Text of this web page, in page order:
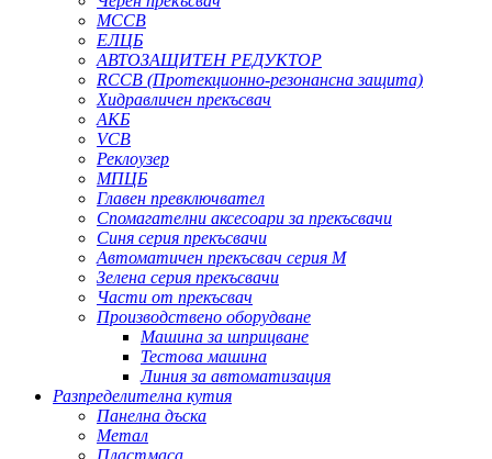
MCCB
ЕЛЦБ
АВТОЗАЩИТЕН РЕДУКТОР
RCCB (Протекционно-резонансна защита)
Хидравличен прекъсвач
АКБ
VCB
Реклоузер
МПЦБ
Главен превключвател
Спомагателни аксесоари за прекъсвачи
Синя серия прекъсвачи
Автоматичен прекъсвач серия M
Зелена серия прекъсвачи
Части от прекъсвач
Производствено оборудване
Машина за шприцване
Тестова машина
Линия за автоматизация
Разпределителна кутия
Панелна дъска
Метал